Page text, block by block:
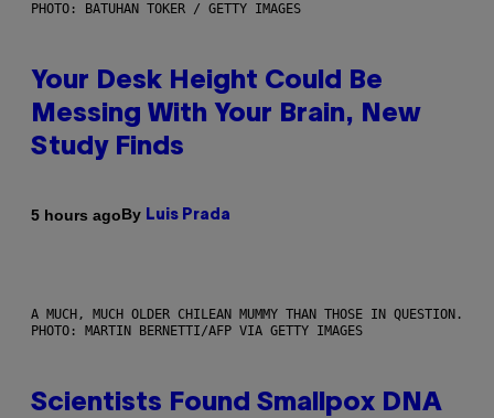
PHOTO: BATUHAN TOKER / GETTY IMAGES
Your Desk Height Could Be
Messing With Your Brain, New
Study Finds
5 hours agoBy Luis Prada
A MUCH, MUCH OLDER CHILEAN MUMMY THAN THOSE IN QUESTION.
PHOTO: MARTIN BERNETTI/AFP VIA GETTY IMAGES
Scientists Found Smallpox DNA